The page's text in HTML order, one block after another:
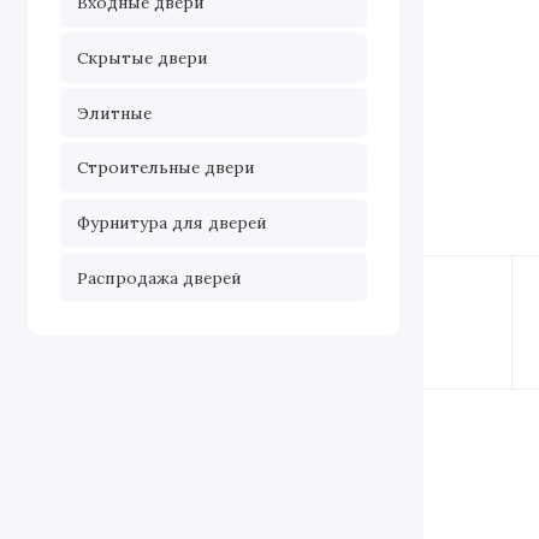
Скрытые двери
Элитные
Строительные двери
Фурнитура для дверей
Распродажа дверей